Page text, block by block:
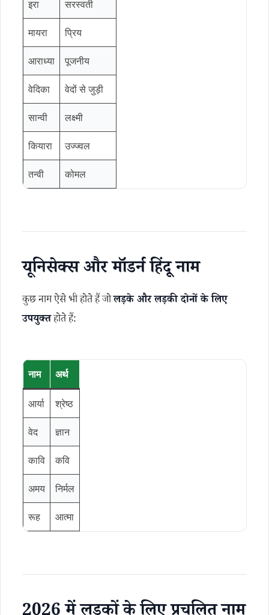
इरा सरस्वती
मायरा प्रिय
आराध्या पूजनीय
वेदिका वेदों से जुड़ी
सान्वी लक्ष्मी
कियारा उज्ज्वल
तन्वी कोमल
यूनिसेक्स और मॉडर्न हिंदू नाम
कुछ नाम ऐसे भी होते हैं जोलड़के और लड़की दोनों के लिए
उपयुक्तहोते हैं:
नाम अर्थ
आर्या श्रेष्ठ
वेद ज्ञान
कावि कवि
अमय निर्मल
रूह आत्मा